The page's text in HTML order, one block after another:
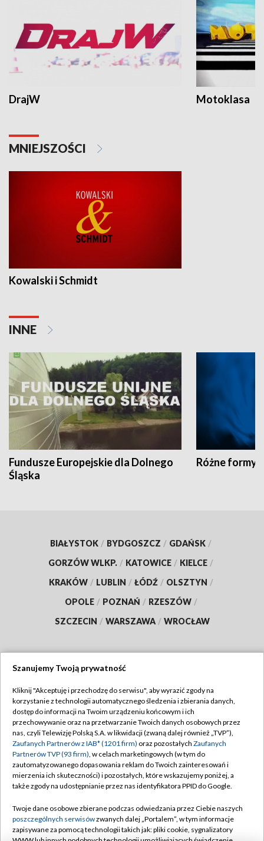
DrajW Motoklasa
MNIEJSZOŚCI
Kowalski i Schmidt
INNE
Fundusze Europejskie dla Dolnego
Śląska
Różne formy
BIAŁYSTOK / BYDGOSZCZ / GDAŃSK /
GORZÓW WLKP. / KATOWICE / KIELCE /
KRAKÓW / LUBLIN / ŁÓDŹ / OLSZTYN /
OPOLE / POZNAŃ / RZESZÓW /
SZCZECIN / WARSZAWA / WROCŁAW
TVP
Abonament TVP
Emisja w TVP
Centrum informacji TVP
Naziemna Telewizja Cyfrowa
Rada Programowa
System NOS
Regulamin TVP
Polityka prywatności
Moje zgody
Pomoc
Kontakt
Szanujemy Twoją prywatność
Kliknij "Akceptuję i przechodzę do serwisu", aby wyrazić zgody na
korzystanie z technologii automatycznego śledzenia i zbierania danych,
dostęp do informacji na Twoim urządzeniu końcowym i ich
przechowywanie oraz na przetwarzanie Twoich danych osobowych przez
nas, czyli Telewizję Polską S.A. w likwidacji (zwaną dalej również „TVP”),
Zaufanych Partnerów z IAB* (1201 firm) oraz pozostałych Zaufanych
Partnerów TVP (93 firm), w celach marketingowych (w tym do
zautomatyzowanego dopasowania reklam do Twoich zainteresowań i
mierzenia ich skuteczności) i pozostałych, które wskazujemy poniżej, a
także zgody na udostępnianie przez nas identyfikatora PPID do Google.
Twoje dane osobowe zbierane podczas odwiedzania przez Ciebie naszych
poszczególnych serwisówzwanych dalej „Portalem”, w tym informacje
zapisywane za pomocą technologii takich jak: pliki cookie, sygnalizatory